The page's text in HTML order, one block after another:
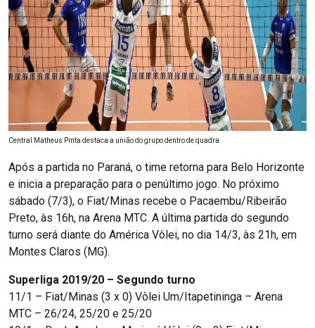
Central Matheus Pinta destaca a união do grupo dentro de quadra
Após a partida no Paraná, o time retorna para Belo Horizonte
e inicia a preparação para o penúltimo jogo. No próximo
sábado (7/3), o Fiat/Minas recebe o Pacaembu/Ribeirão
Preto, às 16h, na Arena MTC. A última partida do segundo
turno será diante do América Vôlei, no dia 14/3, às 21h, em
Montes Claros (MG).
Superliga 2019/20 – Segundo turno
11/1 – Fiat/Minas (3 x 0) Vôlei Um/Itapetininga – Arena
MTC – 26/24, 25/20 e 25/20